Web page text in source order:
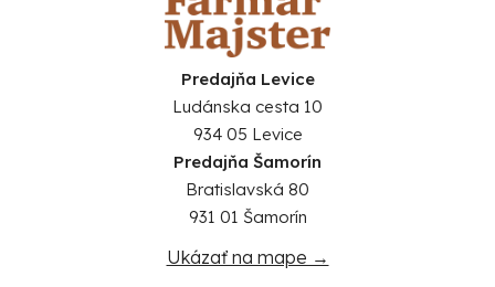
Predajňa Levice
Ludánska cesta 10
934 05 Levice
Predajňa Šamorín
Bratislavská 80
931 01 Šamorín
Ukázať na mape →